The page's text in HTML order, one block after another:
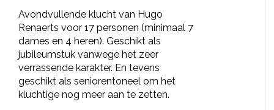
THEATERBOEKEN
SKETCHES
Avondvullende klucht van Hugo
Renaerts voor 17 personen (minimaal 7
dames en 4 heren). Geschikt als
jubileumstuk vanwege het zeer
verrassende karakter. En tevens
geschikt als seniorentoneel om het
kluchtige nog meer aan te zetten.